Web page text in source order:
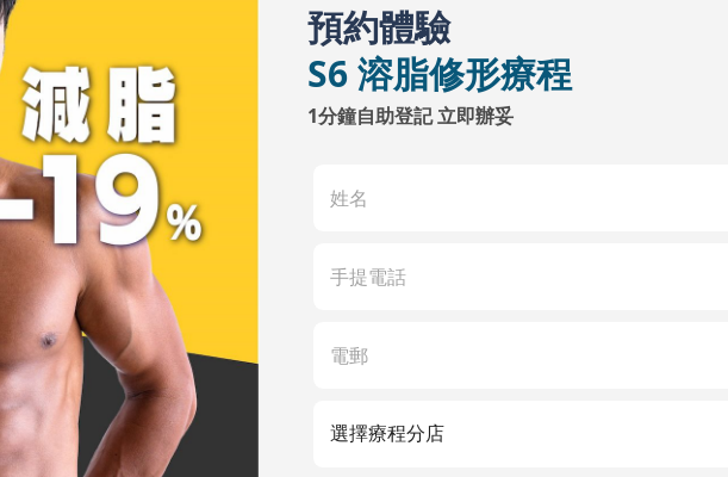
預約體驗
S6 溶脂修形療程
1分鐘自助登記 立即辦妥